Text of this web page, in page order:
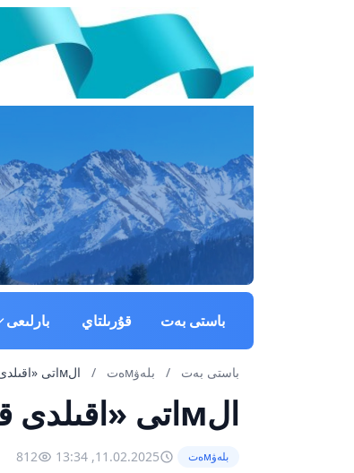
باستى بەت قۇرىلتاي بارلىعى
باستى بەت / بلەۋмەت / الмاتى «اقىلدى قالاعا» اينالادى
الмاتى «اقىلدى قالاعا» اينالادى
بلەۋмەت 11.02.2025, 13:34
812